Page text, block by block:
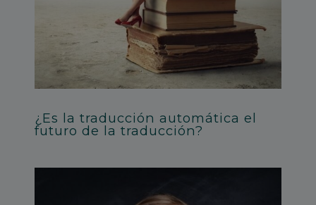
¿Es la traducción automática el
futuro de la traducción?